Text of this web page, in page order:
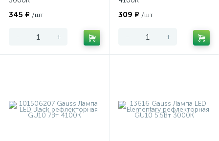
345 ₽ /шт
- +
309 ₽ /шт
- +